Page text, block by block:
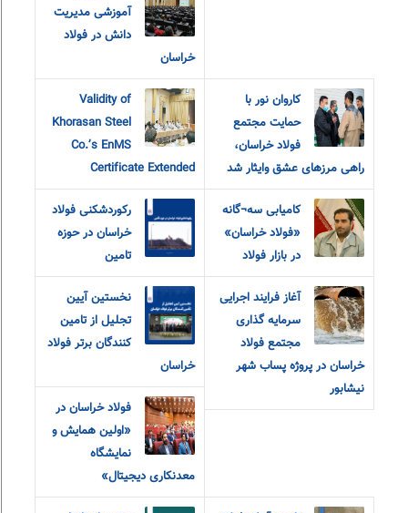
آموزشی مدیریت
دانش در فولاد
خراسان
کاروان نور با
حمایت مجتمع
فولاد خراسان،
راهی مرزهای عشق و‌ایثار شد
Validity of
Khorasan Steel
Co.’s EnMS
Certificate Extended
کامیابی سه¬گانه
«فولاد خراسان»
در بازار فولاد
رکوردشکنی فولاد
خراسان در حوزه
تامین
آغاز فرایند اجرایی
سرمایه گذاری
مجتمع فولاد
خراسان در پروژه پساب شهر
نیشابور
نخستین آیین
تجلیل از تامین
کنندگان برتر فولاد
خراسان
فولاد خراسان در
«اولین همایش و
نمایشگاه
معدنکاری دیجیتال»